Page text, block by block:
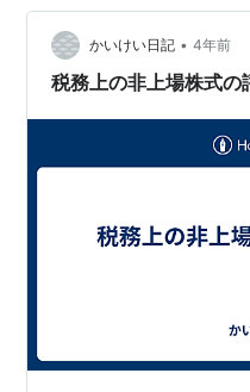
されると認められる価額
価基本通達に従って評価
用します。 財産評価基本
かいけい日記 • 4年前
税務上の非上場株式